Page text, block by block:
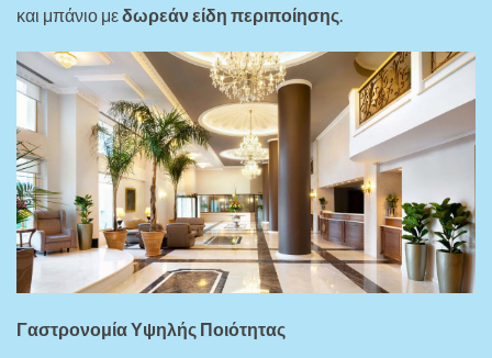
και μπάνιο μεδωρεάν είδη περιποίησης.
Γαστρονομία Υψηλής Ποιότητας